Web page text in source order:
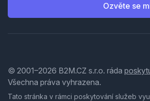
Ozvěte se
© 2001–2026 B2M.CZ s.r.o. ráda
Všechna práva vyhrazena.
Tato stránka v rámci poskytování služeb